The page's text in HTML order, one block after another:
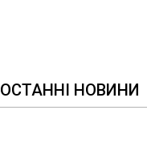
ОСТАННІ НОВИНИ